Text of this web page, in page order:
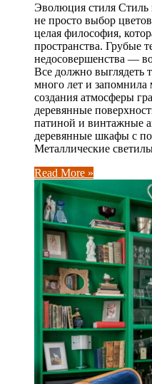
Эволюция стиля Стиль
не просто выбор
целая философия,
пространства. Грубые
недосовершенства —
Все должно выглядеть
много лет и
создания атмосферы
деревянные
патиной и винтажные
деревянные шкафы с
Металлические
Read More »